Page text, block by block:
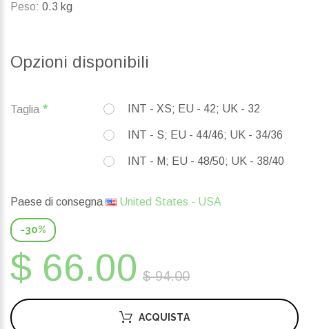
Peso: 0.3 kg
Opzioni disponibili
Taglia INT - XS; EU - 42; UK - 32
INT - S; EU - 44/46; UK - 34/36
INT - M; EU - 48/50; UK - 38/40
Paese di consegna United States - USA
-30%
$ 66.00 $ 94.00
ACQUISTA